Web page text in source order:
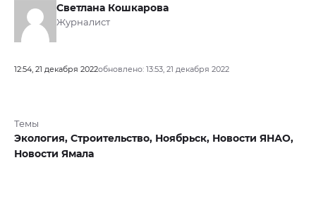
Светлана Кошкарова
Журналист
12:54, 21 декабря 2022обновлено: 13:53, 21 декабря 2022
Темы
Экология, Строительство, Ноябрьск, Новости ЯНАО,
Новости Ямала